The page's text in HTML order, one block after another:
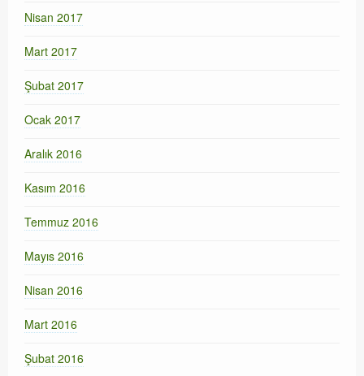
Nisan 2017
Mart 2017
Şubat 2017
Ocak 2017
Aralık 2016
Kasım 2016
Temmuz 2016
Mayıs 2016
Nisan 2016
Mart 2016
Şubat 2016